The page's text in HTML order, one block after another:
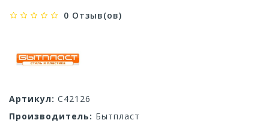
0 Отзыв(ов)
Артикул: С42126
Производитель: Бытпласт